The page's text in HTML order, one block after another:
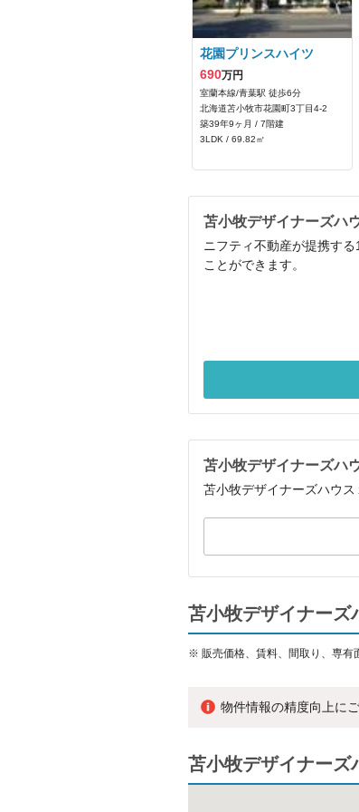
花園プリンスハイツ
690万円
室蘭本線/青葉駅 徒歩6分
北海道苫小牧市花園町3丁目4-2
築39年9ヶ月 / 7階建
3LDK / 69.82㎡
苫小牧デザイナーズハ
ニフティ不動産が提携す
ことができます。
苫小牧デザイナーズハ
苫小牧デザイナーズハウス
苫小牧デザイナーズ
※ 販売価格、賃料、間取り、専有
物件情報の精度向上に
苫小牧デザイナーズ